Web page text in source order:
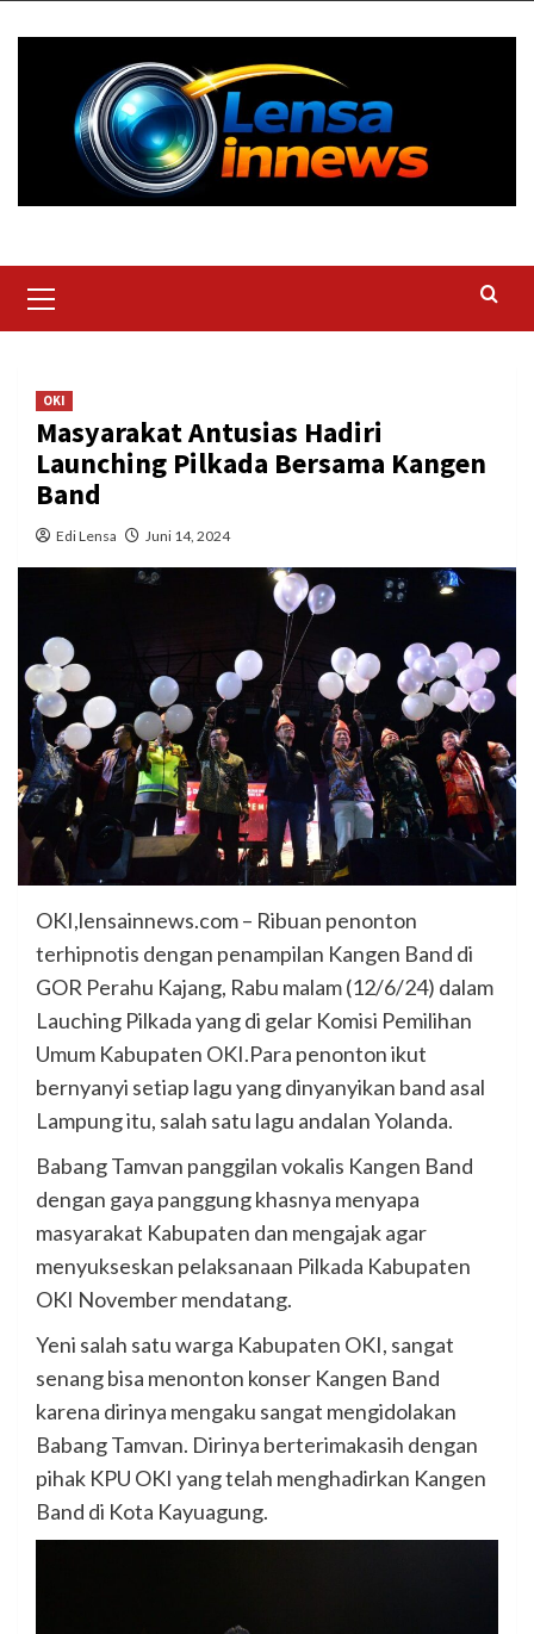
Menu
OKI
Masyarakat Antusias Hadiri
Launching Pilkada Bersama Kangen
Band
Edi Lensa Juni 14, 2024
OKI,lensainnews.com – Ribuan penonton
terhipnotis dengan penampilan Kangen Band di
GOR Perahu Kajang, Rabu malam (12/6/24) dalam
Lauching Pilkada yang di gelar Komisi Pemilihan
Umum Kabupaten OKI.Para penonton ikut
bernyanyi setiap lagu yang dinyanyikan band asal
Lampung itu, salah satu lagu andalan Yolanda.
Babang Tamvan panggilan vokalis Kangen Band
dengan gaya panggung khasnya menyapa
masyarakat Kabupaten dan mengajak agar
menyukseskan pelaksanaan Pilkada Kabupaten
OKI November mendatang.
Yeni salah satu warga Kabupaten OKI, sangat
senang bisa menonton konser Kangen Band
karena dirinya mengaku sangat mengidolakan
Babang Tamvan. Dirinya berterimakasih dengan
pihak KPU OKI yang telah menghadirkan Kangen
Band di Kota Kayuagung.